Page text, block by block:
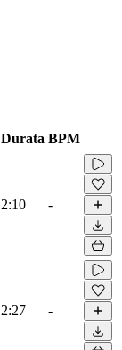
Durata BPM
2:10 -
2:27 -